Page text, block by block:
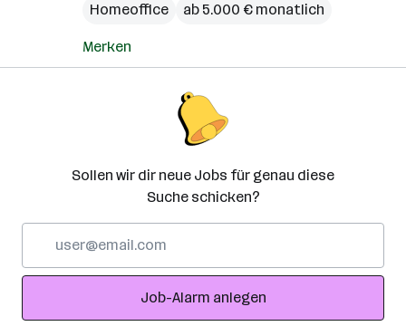
Homeoffice
ab 5.000 € monatlich
Merken
Sollen wir dir neue Jobs für genau diese
Suche schicken?
Adresse
Job-Alarm anlegen